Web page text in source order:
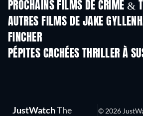
PROCHAINS FILMS DE CRIME &
AUTRES FILMS DE JAKE
FINCHER
PÉPITES CACHÉES THRILLER À
JustWatchThe
© 2026